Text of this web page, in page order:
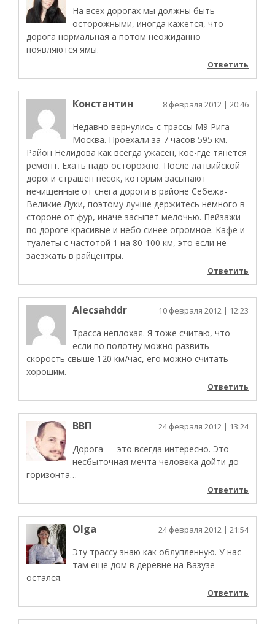
На всех дорогах мы должны быть
осторожными, иногда кажется, что
дорога нормальная а потом неожиданно
появляются ямы.
Ответить
Константин 8 февраля 2012 | 20:46
Недавно вернулись с трассы М9 Рига-
Москва. Проехали за 7 часов 595 км.
Район Нелидова как всегда ужасен, кое-где тянется
ремонт. Ехать надо осторожно. После латвийской
дороги страшен песок, которым засыпают
нечищенные от снега дороги в районе Себежа-
Великие Луки, поэтому лучше держитесь немного в
стороне от фур, иначе засыпет мелочью. Пейзажи
по дороге красивые и небо синее огромное. Кафе и
туалеты с частотой 1 на 80-100 км, это если не
заезжать в райцентры.
Ответить
Alecsahddr 10 февраля 2012 | 12:23
Трасса неплохая. Я тоже считаю, что
если по полотну можно развить
скорость свыше 120 км/час, его можно считать
хорошим.
Ответить
ВВП 24 февраля 2012 | 13:24
Дорога — это всегда интересно. Это
несбыточная мечта человека дойти до
горизонта…
Ответить
Olga 24 февраля 2012 | 21:54
Эту трассу знаю как облупленную. У нас
там еще дом в деревне на Вазузе
остался.
Ответить